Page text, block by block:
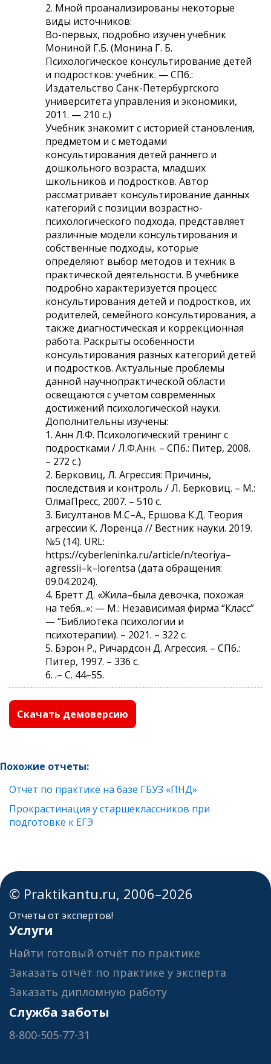
2. Мной проанализированы некоторые
виды источников:
Во-первых, подробно изучен учебник
Мониной Г.Б. (Монина Г. Б.
Психологическое консультирование детей
и подростков: учебник. — СПб.:
Издательство Санк-Петербургского
университета управления и экономики,
2011. — 210 с.)
Учебник знакомит с историей становления,
предметом и с методами
консультирования детей раннего и
дошкольного возраста, младших
школьников и подростков. Автор
рассматривает консультирование данных
категорий с позиции возрастно-
психологического подхода, представляет
различные модели консультирования и
собственные подходы, которые
определяют выбор методов и техник в
практической деятельности. В учебнике
подробно характеризуется процесс
консультирования детей и подростков, их
родителей, семейного консультирования, а
также диагностическая и коррекционная
работа. Раскрыты особенности
консультирования разных категорий детей
и подростков. Актуальные проблемы
данной научнопрактической области
освещаются с учетом современных
достижений психологической науки.
Дополнительны изучены:
1. Анн Л.Ф. Психологический тренинг с
подростками / Л.Ф.Анн. – СПб.: Питер, 2008.
– 272 с.)
2. Берковиц, Л. Агрессия: Причины,
последствия и контроль / Л. Берковиц. – М.:
ОлмаПресс, 2007. – 510 с.
3. Бисултанов М.С–А., Ершова К.Д. Теория
агрессии К. Лоренца // Вестник науки. 2019.
№5 (14). URL:
https://cyberleninka.ru/article/n/teoriya–
agressii–k–lorentsa (дата обращения:
09.04.2024).
4. Бретт Д. «Жила–была девочка, похожая
на тебя...»: — М.: Независимая фирма “Класс”
— “Библиотека психологии и
психотерапии). – 2021. – 322 с.
5. Бэрон Р., Ричардсон Д. Агрессия. – СПб.:
Питер, 1997. – 336 с.
6. .– С. 44–55.
Скачать демоверсию
Похожие отчеты:
Отчет по практике на базе ГБУЗ «ПНД»
Прокрастинация у старшеклассников при
подготовке к ЕГЭ
© Praktikantu.ru, 2006–2026
Отчеты от экспертов!
Услуги
Найти готовый отчёт по практике
Заказать отчёт по практике у эксперта
Заказать дипломную работу
Служба заботы
8-800-505-77-31